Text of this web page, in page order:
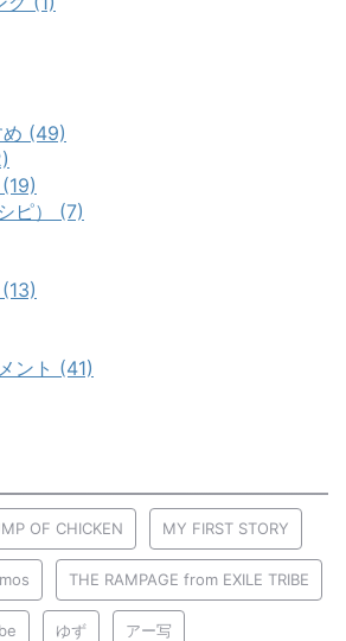
め (49)
ピ） (7)
ント (41)
OF CHICKEN MY FIRST STORY
THE RAMPAGE from EXILE TRIBE
ゆず アー写